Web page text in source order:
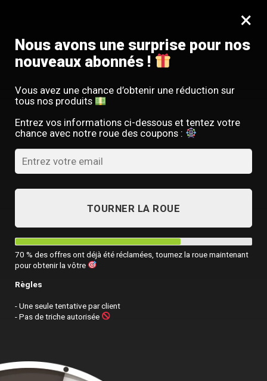
contenu
Combien de litres dans un sac
eastpak ?
06
×
Nous avons une surprise pour nos
nouveaux abonnés !
Vous avez une chance d’obtenir une réduction sur
tous nos produits
Entrez vos informations ci-dessous et tentez votre
chance avec notre roue des coupons :
TOURNER LA ROUE
70 % des offres ont déjà été réclamées, tournez la roue maintenant
pour obtenir la vôtre
Règles
- Une seule tentative par client
- Pas de triche autorisée